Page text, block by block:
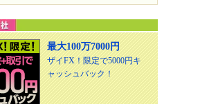
最大100万7000円
ザイFX！限定で5000円キ
ャッシュバック！